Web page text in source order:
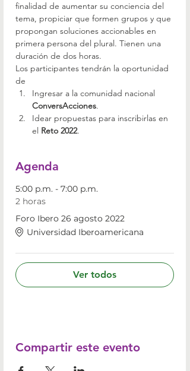
finalidad de aumentar su conciencia del
tema, propiciar que formen grupos y que
propongan soluciones accionables en
primera persona del plural. Tienen una
duración de dos horas.
Los participantes tendrán la oportunidad
de
Ingresar a la comunidad nacional
ConversAcciones.
Idear propuestas para inscribirlas en
el Reto 2022.
Agenda
5:00 p.m. - 7:00 p.m.
2 horas
Foro Ibero 26 agosto 2022
Universidad Iberoamericana
Ver todos
Compartir este evento